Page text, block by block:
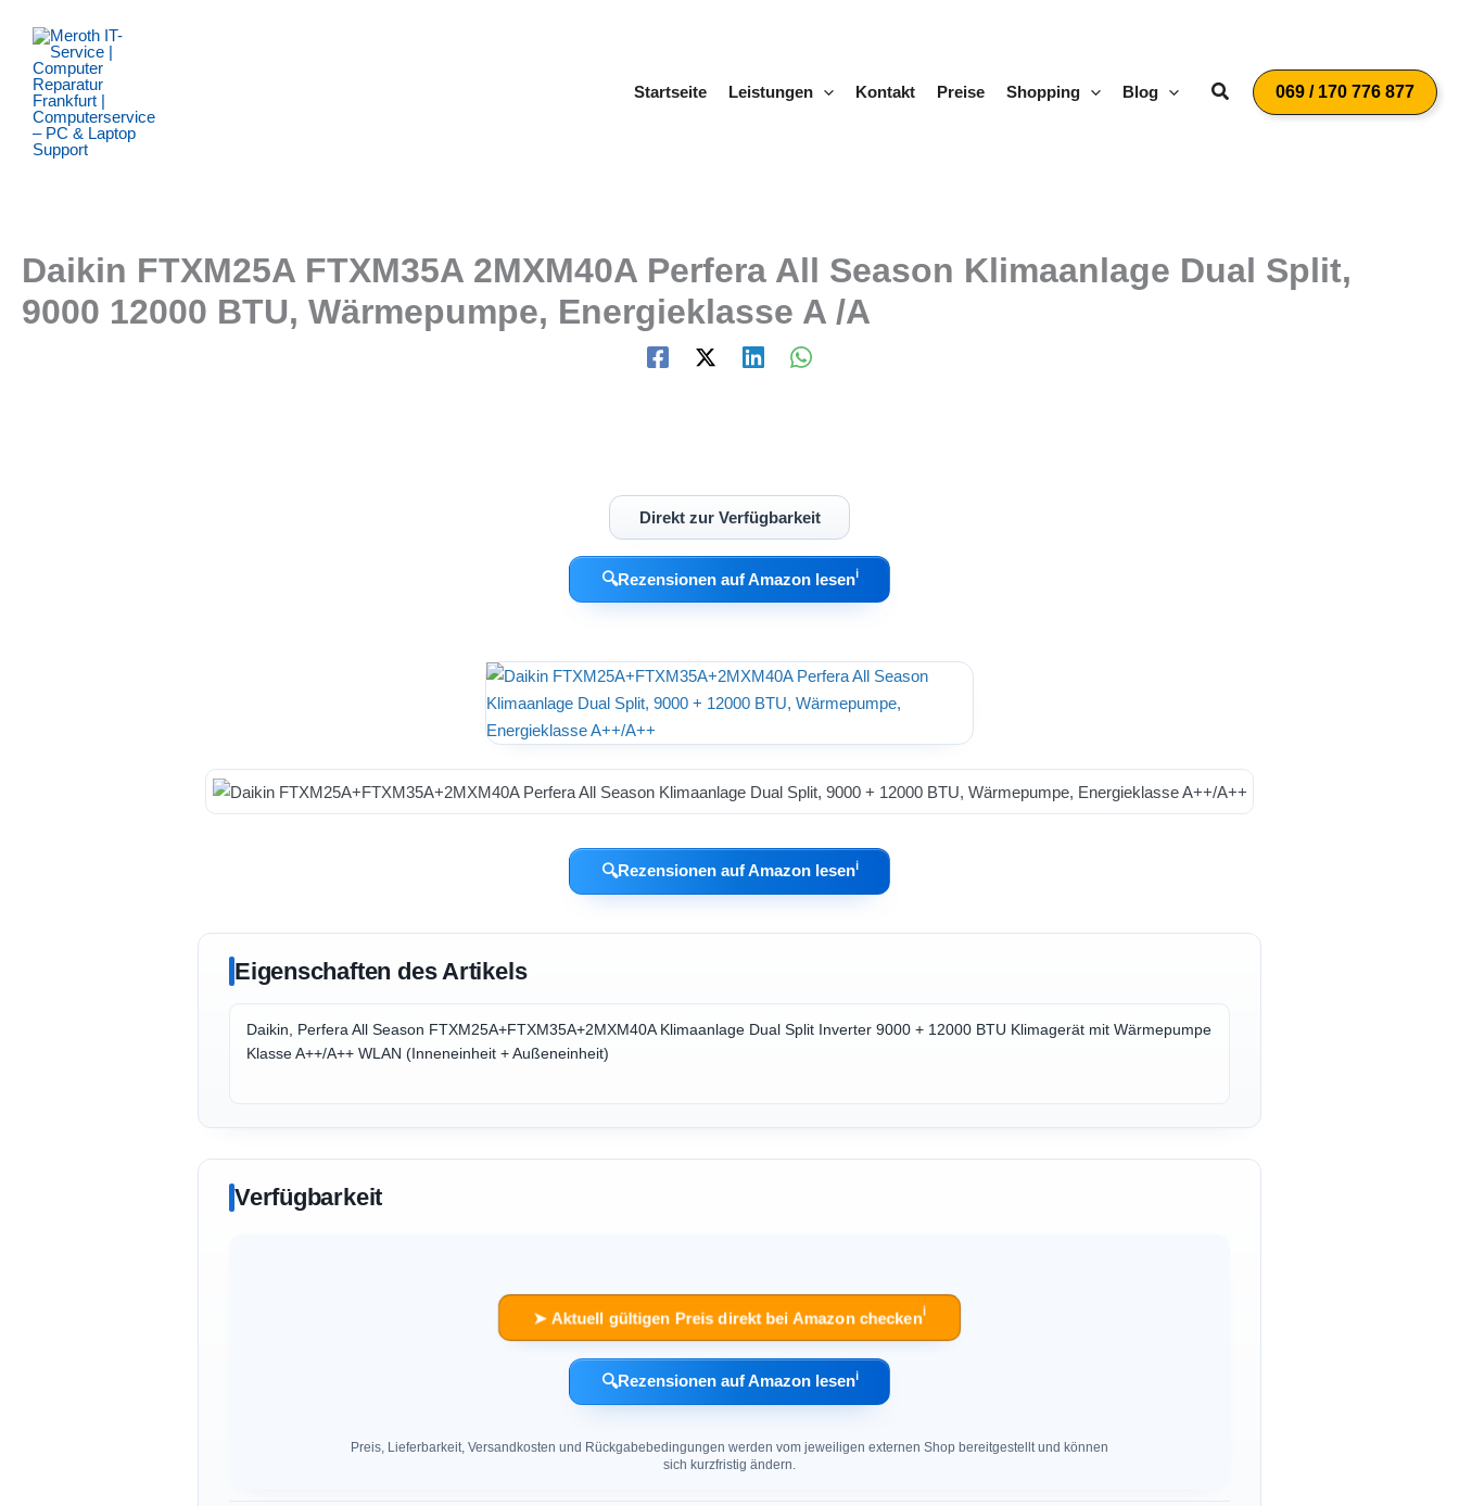
Inhalt
springen
Startseite
Leistungen Kontakt Preise Shopping Blog Suchen069 / 170 776 877
Daikin FTXM25A FTXM35A 2MXM40A Perfera All Season Klimaanlage Dual Split,
9000 12000 BTU, Wärmepumpe, Energieklasse A /A
Direkt zur Verfügbarkeit
🔍Rezensionen auf Amazon lesenℹ︎
🔍Rezensionen auf Amazon lesenℹ︎
Eigenschaften des Artikels
Daikin, Perfera All Season FTXM25A+FTXM35A+2MXM40A Klimaanlage Dual Split Inverter 9000 + 12000 BTU Klimagerät mit Wärmepumpe
Klasse A++/A++ WLAN (Inneneinheit + Außeneinheit)
Verfügbarkeit
➤ Aktuell gültigen Preis direkt bei Amazon checkenℹ︎
🔍Rezensionen auf Amazon lesenℹ︎
Preis, Lieferbarkeit, Versandkosten und Rückgabebedingungen werden vom jeweiligen externen Shop bereitgestellt und können
sich kurzfristig ändern.